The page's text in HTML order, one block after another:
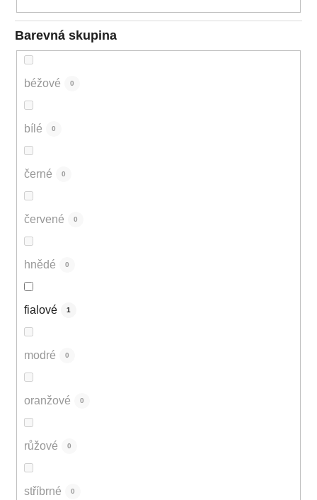
Barevná skupina
béžové 0
bílé 0
černé 0
červené 0
hnědé 0
fialové 1
modré 0
oranžové 0
růžové 0
stříbrné 0